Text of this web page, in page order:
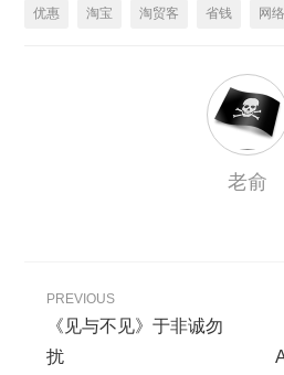
优惠 淘宝 淘贸客 省钱 网
老俞
PREVIOUS
《见与不见》于非诚勿
扰